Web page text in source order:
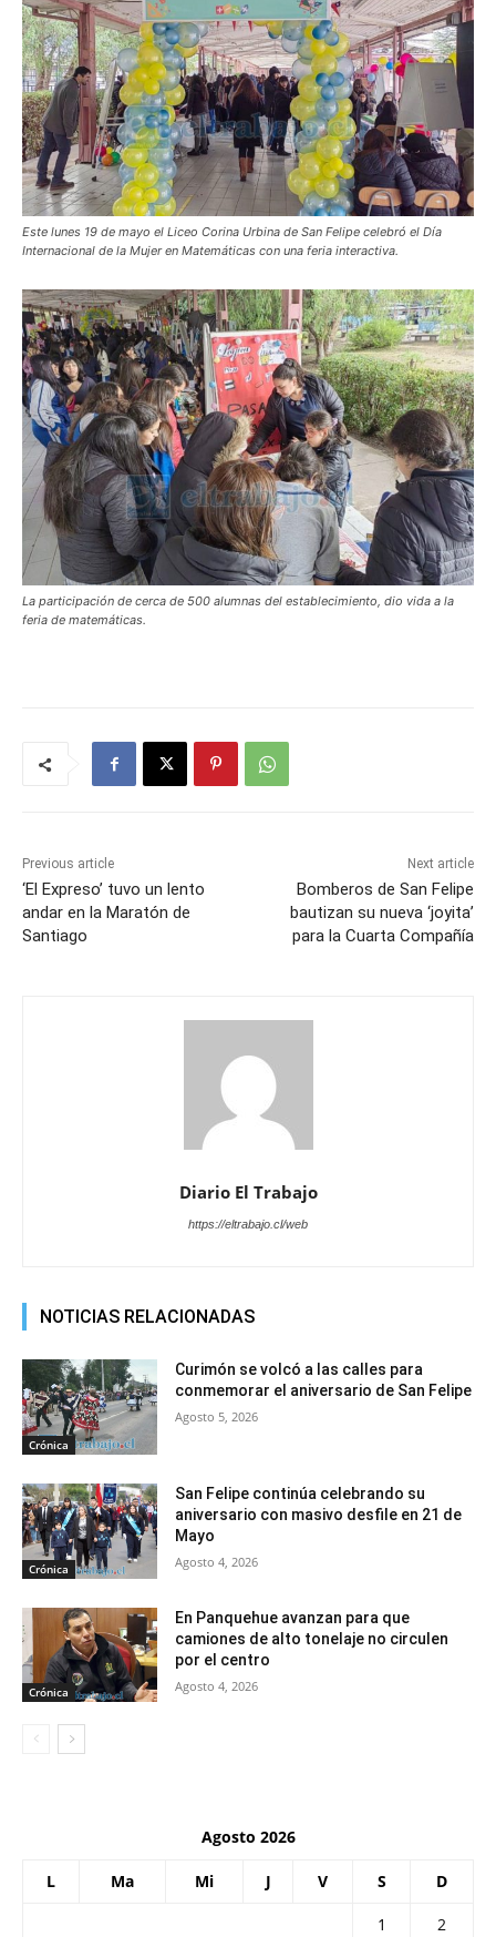
Este lunes 19 de mayo el Liceo Corina Urbina de San Felipe celebró el Día
Internacional de la Mujer en Matemáticas con una feria interactiva.
La participación de cerca de 500 alumnas del establecimiento, dio vida a la
feria de matemáticas.
Previous article
‘El Expreso’ tuvo un lento
andar en la Maratón de
Santiago
Next article
Bomberos de San Felipe
bautizan su nueva ‘joyita’
para la Cuarta Compañía
Diario El Trabajo
https://eltrabajo.cl/web
NOTICIAS RELACIONADAS
Crónica
Curimón se volcó a las calles para
conmemorar el aniversario de San Felipe
Agosto 5, 2026
Crónica
San Felipe continúa celebrando su
aniversario con masivo desfile en 21 de
Mayo
Agosto 4, 2026
Crónica
En Panquehue avanzan para que
camiones de alto tonelaje no circulen
por el centro
Agosto 4, 2026
Agosto 2026
L Ma Mi J V S D
1
2